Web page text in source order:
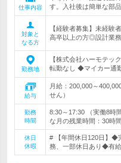
仕事内容
す。入社後は簡単な部
対象と
なる方
【経験者募集】未経
高卒以上の方◎設計業
勤務地
【株式会社ハーモテッ
転勤なし ◆マイカー通
給与
月給：200,000～
せん）
勤務
時間
8:30～17:30 （実働8時
な月の残業時間：30時
休日
休暇
# 【年間休日120日】◆
務、一部休日あり◆有